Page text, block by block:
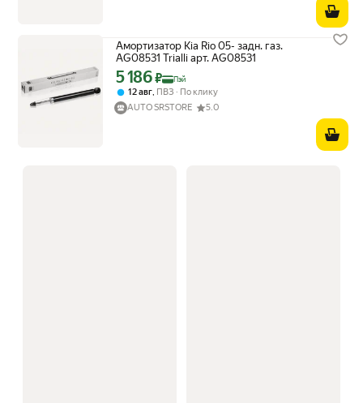
Амортизатор Kia Rio 05- задн. газ.
AG08531 Trialli арт. AG08531
Цена с картой Яндекс Пэй 5186 ₽ вместо
5 186₽ Пэй
12 авг, ПВЗ
По клику
AUTO SRSTORE
5.0